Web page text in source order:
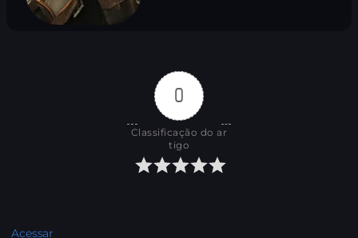
0
Classificação do ar
tigo
Acessar